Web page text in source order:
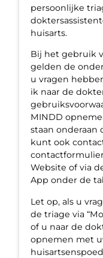
persoonlijke
huisarts.
Bij het gebruik
gelden de
u vragen
ik naar de
MINDD
staan onderaan
kunt ook
Website of via
App onder de
Let op, als u
de triage via
of u naar de
opnemen met